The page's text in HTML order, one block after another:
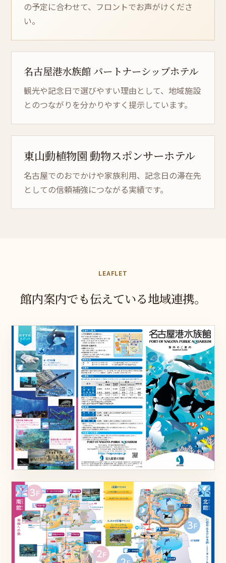
の予定に合わせて、フロントでお声がけくださ
い。
名古屋港水族館 パー トナーシッ プホテル
観光や記念日で選びやすい理由として、地域施設
とのつながりを分かりやすく提示しています。
東山動植物園 動物スポンサーホテル
名古屋でのおでかけや家族利用、記念日の滞在先
としての信頼補強につながる実績です。
LEAFLET
館内案内でも伝えている地域連携。